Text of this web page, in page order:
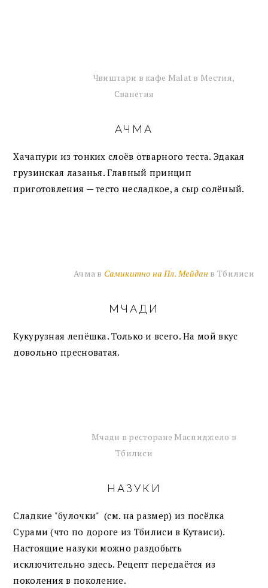
Чвиштари в кафе Malat в Местия,
Сванетия
АЧМА
Хачапури из тонких слоёв отварного теста. Эдакая
грузинская лазанья. Главный принцип
приготовления — тесто несладкое, а сыр солёный.
Ачма в Самикитно на Пл. Мейдан в Тбилиси
МЧАДИ
Кукурузная лепёшка. Только и всего. На мой вкус
довольно пресноватая.
Мчади в ресторане Маспиджело в
Тбилиси
НАЗУКИ
Сладкие "булочки" (см. на размер) из посёлка
Сурами (что по дороге из Тбилиси в Кутаиси).
Настоящие назуки можно раздобыть
исключительно здесь. Рецепт передаётся из
поколения в поколение.